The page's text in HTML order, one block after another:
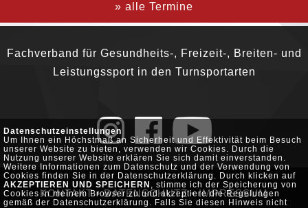
Datenschutzeinstellungen
Um Ihnen ein Höchstmaß an Sicherheit und Effektivität beim Besuch
unserer Website zu bieten, verwenden wir Cookies. Durch die
Nutzung unserer Website erklären Sie sich damit einverstanden.
Weitere Informationen zum Datenschutz und der Verwendung von
Cookies finden Sie in der Datenschutzerklärung. Durch klicken auf
AKZEPTIEREN UND SPEICHERN , stimme ich der Speicherung von
Cookies in meinem Browser zu und akzeptiere die Regelungen
gemäß der Datenschutzerklärung. Falls Sie diesen Hinweis nicht
» alle Termine
Fachverband für Gesundheits-, Freizeit-, Breiten- und
Leistungssport in den Turnsportarten
KONTAKT•DATENSCHUTZ • IMPRESSUM